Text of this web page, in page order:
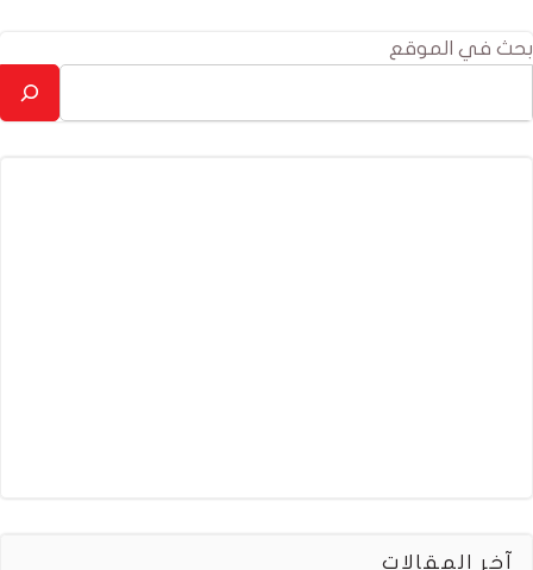
بحث في الموقع
آخر المقالات